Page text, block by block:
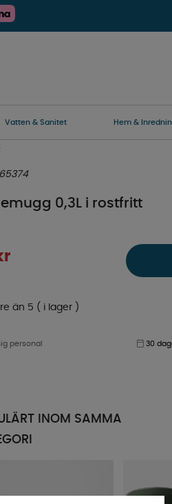
Vatten & Sanitet Hem &
65374
0,3L i rostfritt
än 5 ( i lager )
personal 30
INOM SAMMA